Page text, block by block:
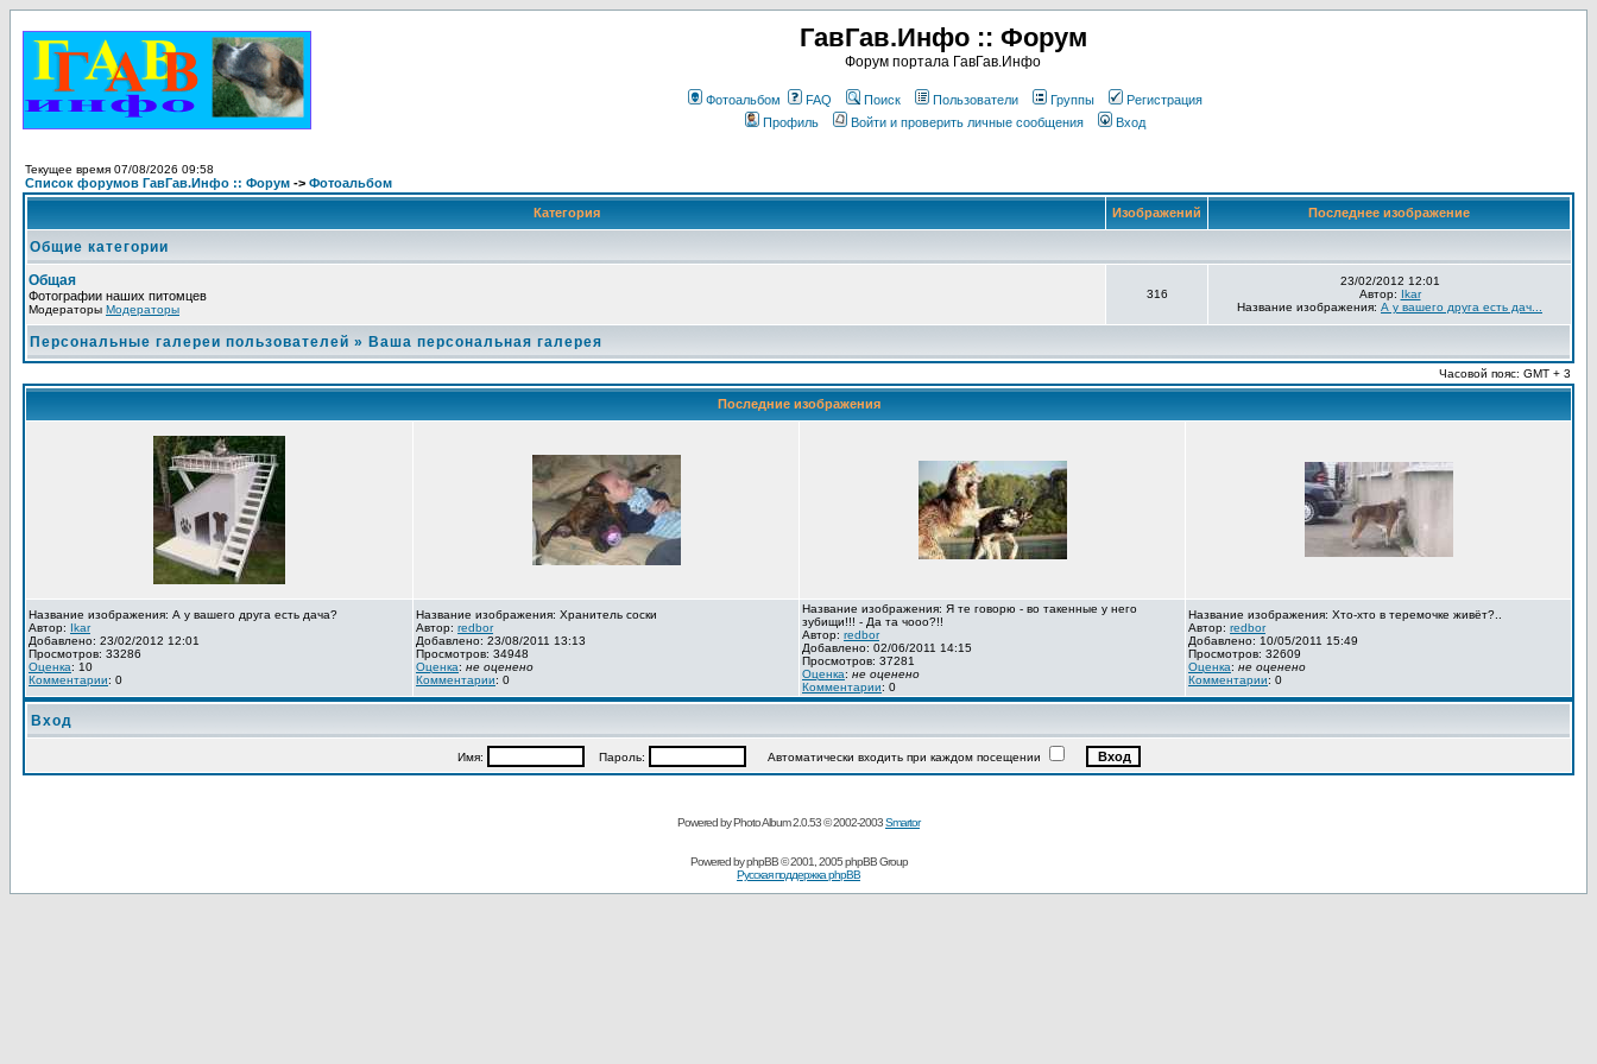
ГавГав.Инфо :: Форум
Форум портала ГавГав.Инфо
Фотоальбом FAQ Поиск Пользователи Группы
Регистрация
Профиль
Войти и проверить личные сообщения Вход
Текущее время 07/08/2026 09:58
Список форумов ГавГав.Инфо :: Форум -> Фотоальбом
Категория Изображений Последнее изображение
Общие категории
Общая
Фотографии наших питомцев
Модераторы Модераторы
316
23/02/2012 12:01
Автор: Ikar
Название изображения: А у вашего друга есть дач...
Персональные галереи пользователей » Ваша персональная галерея
Часовой пояс: GMT + 3
Последние изображения
Название изображения: А у вашего друга есть дача?
Автор: Ikar
Добавлено: 23/02/2012 12:01
Просмотров: 33286
Оценка: 10
Комментарии: 0
Название изображения: Хранитель соски
Автор: redbor
Добавлено: 23/08/2011 13:13
Просмотров: 34948
Оценка: не оценено
Комментарии: 0
Название изображения: Я те говорю - во такенные у него
зубищи!!! - Да та чооо?!!
Автор: redbor
Добавлено: 02/06/2011 14:15
Просмотров: 37281
Оценка: не оценено
Комментарии: 0
Название изображения: Хто-хто в теремочке живёт?..
Автор: redbor
Добавлено: 10/05/2011 15:49
Просмотров: 32609
Оценка: не оценено
Комментарии: 0
Вход
Имя: Пароль: Автоматически входить при каждом посещении
Powered by Photo Album 2.0.53 © 2002-2003Smartor
Powered byphpBB© 2001, 2005 phpBB Group
Русская поддержка phpBB